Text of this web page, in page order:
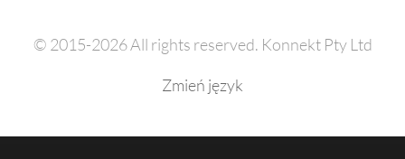
© 2015-2026 All rights reserved. Konnekt Pty Ltd
Zmień język